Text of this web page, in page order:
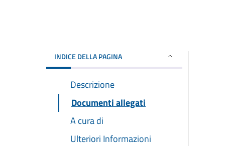
INDICE DELLA PAGINA
Descrizione
Documenti allegati
A cura di
Ulteriori Informazioni